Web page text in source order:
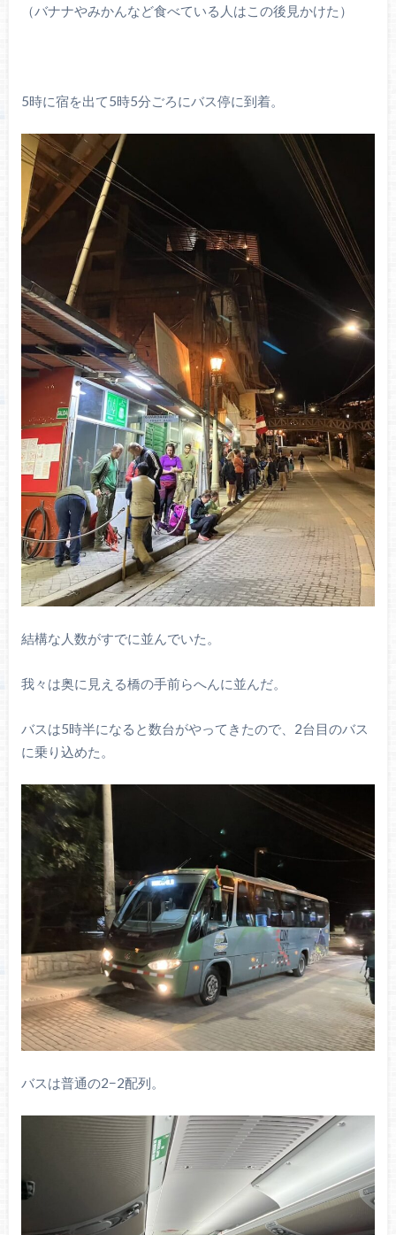
（バナナやみかんなど食べている人はこの後見かけた）
5時に宿を出て5時5分ごろにバス停に到着。
結構な人数がすでに並んでいた。
我々は奥に見える橋の手前らへんに並んだ。
バスは5時半になると数台がやってきたので、2台目のバス
に乗り込めた。
バスは普通の2−2配列。